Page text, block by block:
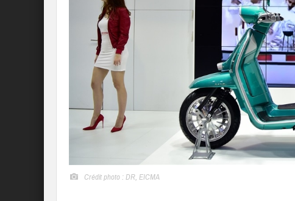
Crédit photo : DR, EICMA